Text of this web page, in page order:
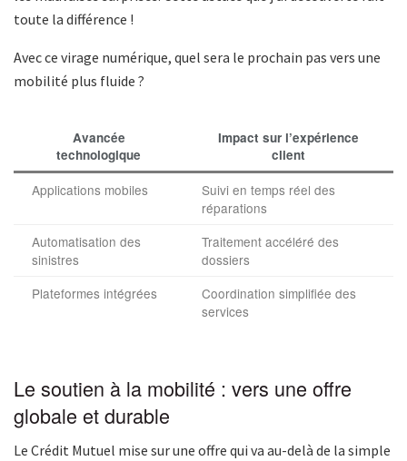
toute la différence !
Avec ce virage numérique, quel sera le prochain pas vers une
mobilité plus fluide ?
Avancée
technologique
Impact sur l’expérience
client
Applications mobiles
Suivi en temps réel des
réparations
Automatisation des
sinistres
Traitement accéléré des
dossiers
Plateformes intégrées
Coordination simplifiée des
services
Le soutien à la mobilité : vers une offre
globale et durable
Le Crédit Mutuel mise sur une offre qui va au-delà de la simple